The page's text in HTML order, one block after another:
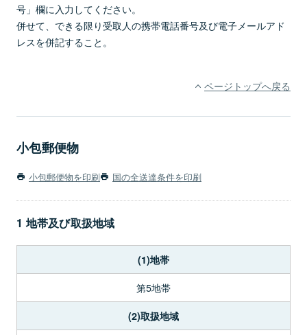
号」欄に入力してください。
併せて、できる限り受取人の携帯電話番号及び電子メールアド
レスを併記すること。
ページトップへ戻る
小包郵便物
小包郵便物を印刷 国の全送達条件を印刷
1 地帯及び取扱地域
(1)地帯
第5地帯
(2)取扱地域